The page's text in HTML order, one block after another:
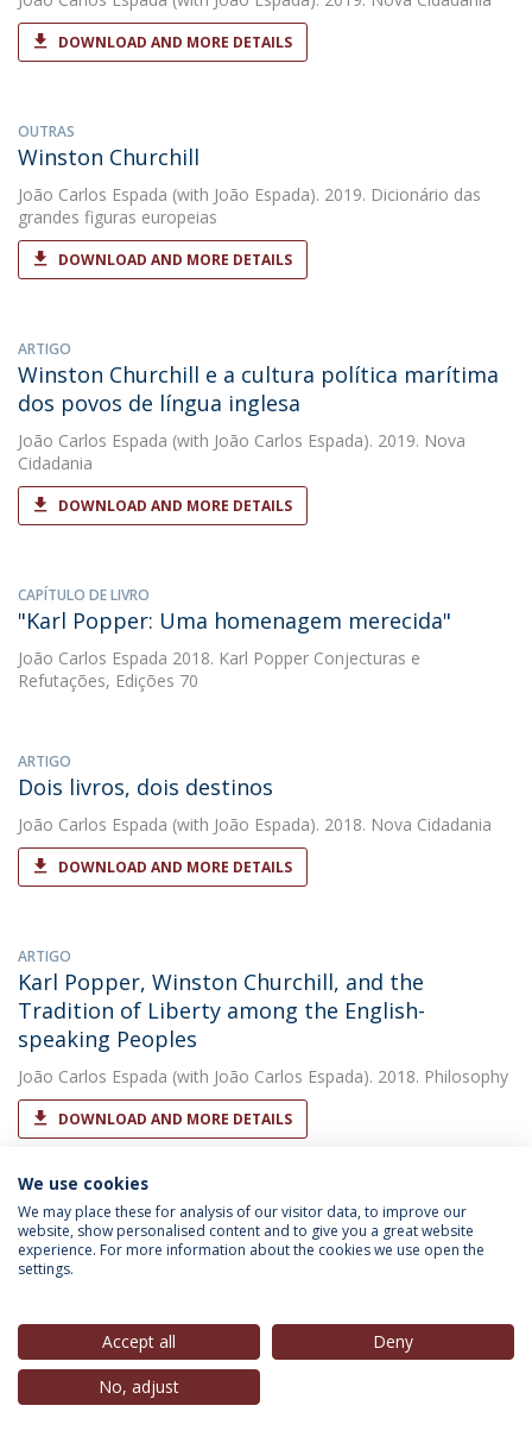
DOWNLOAD AND MORE DETAILS
OUTRAS
Winston Churchill
João Carlos Espada (with João Espada). 2019. Dicionário das
grandes figuras europeias
DOWNLOAD AND MORE DETAILS
ARTIGO
Winston Churchill e a cultura política marítima
dos povos de língua inglesa
João Carlos Espada (with João Carlos Espada). 2019. Nova
Cidadania
DOWNLOAD AND MORE DETAILS
CAPÍTULO DE LIVRO
"Karl Popper: Uma homenagem merecida"
João Carlos Espada 2018. Karl Popper Conjecturas e
Refutações, Edições 70
ARTIGO
Dois livros, dois destinos
João Carlos Espada (with João Espada). 2018. Nova Cidadania
DOWNLOAD AND MORE DETAILS
ARTIGO
Karl Popper, Winston Churchill, and the
Tradition of Liberty among the English-
speaking Peoples
João Carlos Espada (with João Carlos Espada). 2018. Philosophy
DOWNLOAD AND MORE DETAILS
CAPÍTULO DE LIVRO
Karl Popper: uma homenagem merecida
João Carlos Espada
OUTRAS
Nota de abertura
We use cookies
We may place these for analysis of our visitor data, to improve our
website, show personalised content and to give you a great website
experience. For more information about the cookies we use open the
settings.
Accept all
Deny
No, adjust